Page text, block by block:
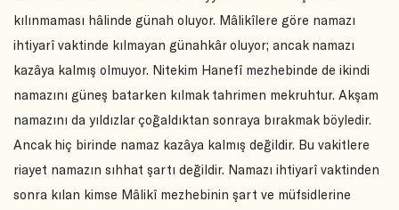
kılınmaması hâlinde günah oluyor. Mâlikîlere göre namazı
ihtiyarî vaktinde kılmayan günahkâr oluyor; ancak namazı
kazâya kalmış olmuyor. Nitekim Hanefî mezhebinde de ikindi
namazını güneş batarken kılmak tahrimen mekruhtur. Akşam
namazını da yıldızlar çoğaldıktan sonraya bırakmak böyledir.
Ancak hiç birinde namaz kazâya kalmış değildir. Bu vakitlere
riayet namazın sıhhat şartı değildir. Namazı ihtiyarî vaktinden
sonra kılan kimse Mâlikî mezhebinin şart ve müfsidlerine